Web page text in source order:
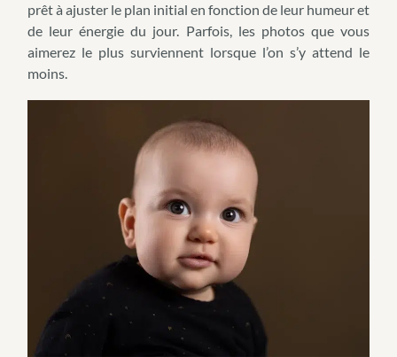
prêt à ajuster le plan initial en fonction de leur humeur et
de leur énergie du jour. Parfois, les photos que vous
aimerez le plus surviennent lorsque l’on s’y attend le
moins.